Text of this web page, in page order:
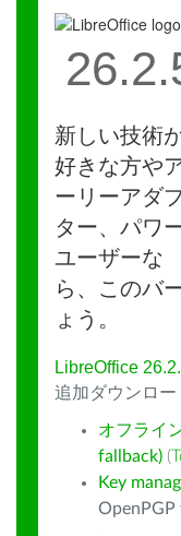
新しい技術
好きな方や
ーリーアダ
ター、パワ
ユーザーな
ら、このバ
ょう。
LibreOffice
追加ダウンロー
オフライ
fallback) (
Key
OpenPGP